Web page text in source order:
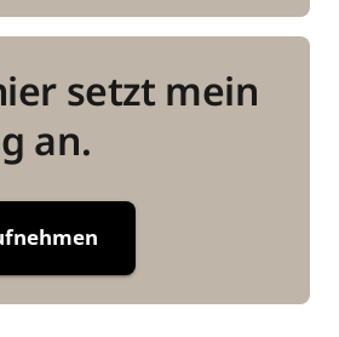
setzt mein
an.